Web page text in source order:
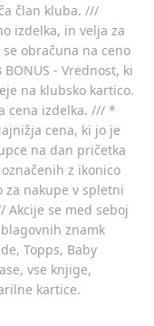
član kluba. ///
izdelka, in velja za
se obračuna na ceno
- Vrednost, ki
na klubsko kartico.
cena izdelka. /// *
cena, ki jo je
na dan pričetka
z ikonico
za nakupe v spletni
Akcije se med seboj
znamk
Topps, Baby
vse knjige,
kartice.